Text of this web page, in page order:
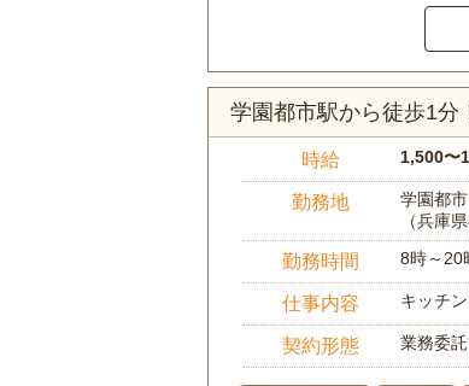
学園都市駅から徒歩1分
時給 1,500〜
勤務地
学園都
（兵庫
勤務時間 8時～20
仕事内容 キッチ
契約形態 業務委託